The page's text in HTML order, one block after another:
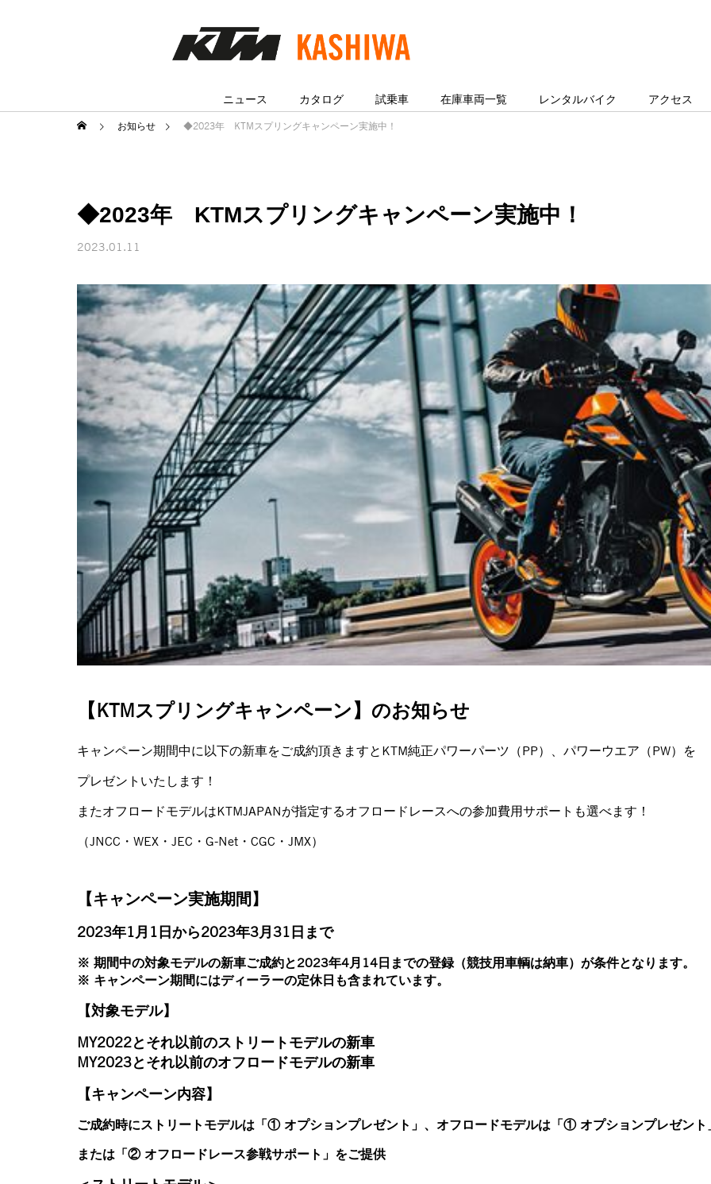
ニュース カタログ 試乗車 在庫車両一覧 レンタルバイク アクセス
お知らせ ◆2023年 KTMスプリングキャンペーン実施中！
◆2023年 KTMスプリングキャンペーン実施中！
2023.01.11
【KTMスプリングキャンペーン】のお知らせ
キャンペーン期間中に以下の新車をご成約頂きますとKTM純正パワーパーツ（PP）、パワーウエア（PW）を
プレゼントいたします！
またオフロードモデルはKTMJAPANが指定するオフロードレースへの参加費用サポートも選べます！
（JNCC・WEX・JEC・G-Net・CGC・JMX）
【キャンペーン実施期間】
2023年1月1日から2023年3月31日まで
※ 期間中の対象モデルの新車ご成約と2023年4月14日までの登録（競技用車輌は納車）が条件となります。
※ キャンペーン期間にはディーラーの定休日も含まれています。
【対象モデル】
MY2022とそれ以前のストリートモデルの新車
MY2023とそれ以前のオフロードモデルの新車
【キャンペーン内容】
ご成約時にストリートモデルは「① オプションプレゼント」、オフロードモデルは「① オプションプレゼント
または「② オフロードレース参戦サポート」をご提供